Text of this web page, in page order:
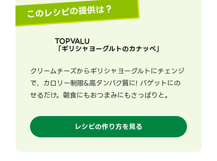
このレシピの提供は？
TOPVALU
「ギリシャヨーグルトのカナッペ」
クリームチーズからギリシャヨーグルトにチェンジ
で、カロリー制限&高タンパク質に! バゲットにの
せるだけ。朝食にもおつまみにもさっぱりと。
レシピの作り方を見る